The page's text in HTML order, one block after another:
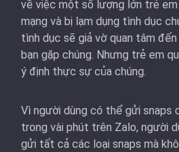
về việc một số lượng lớn trẻ
mạng và bị lạm dụng tình dục
tình dục sẽ giả vờ quan tâm
bạn gặp chúng. Nhưng trẻ em
ý định thực sự của chúng.
Vì người dùng có thể gửi snaps
trong vài phút trên Zalo, người
gửi tất cả các loại snaps mà